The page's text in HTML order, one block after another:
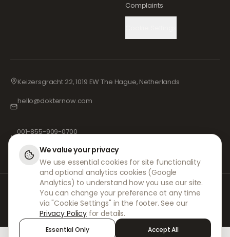
Complaints
Keizersgracht 22, 1019 EW The Hague, Netherlands
hello@dokternow.com
📞
001-855-909-0700
Na DokterNow, trabalhamos com médicos e farmácias totalmente
registados e profissionais de saúde experientes para garantir que as
suas prescrições sejam geridas de forma segura e com o máximo
cuidado. Os nossos prescritores independentes registados tratam de
todas as consultas e prescrições. As nossas farmácias parceiras
tratam da dispensa e do envio de medicamentos.
We value your privacy
We use essential cookies for site functionality
and optional analytics cookies (Google
Analytics) to understand how you use our site.
You can change your preference at any time
via "Cookie Settings" in the footer. See our
Privacy Policy for details.
Essential Only Accept All